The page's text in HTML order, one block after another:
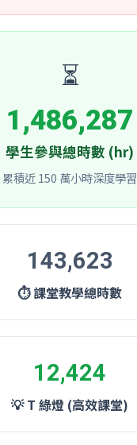
⏳
1,486,287
學生參與總時數 (hr)
累積近 150 萬小時深度學習
143,623
⏱️ 課堂教學總時數
12,424
💡 T 綠燈 (高效課堂)